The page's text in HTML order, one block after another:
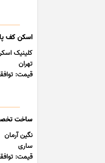
اسکن کف
کلینیک
تهران
قیمت:
ساخت
نگین آرمان
ساری
قیمت: